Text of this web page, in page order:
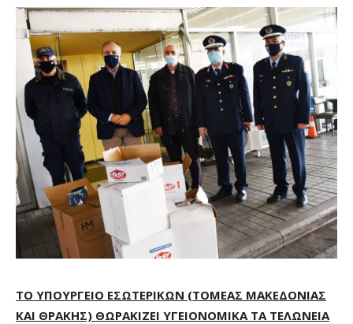
ΤΟ ΥΠΟΥΡΓΕΙΟ ΕΣΩΤΕΡΙΚΩΝ (ΤΟΜΕΑΣ ΜΑΚΕΔΟΝΙΑΣ
ΚΑΙ ΘΡΑΚΗΣ) ΘΩΡΑΚΙΖΕΙ ΥΓΕΙΟΝΟΜΙΚΑ ΤΑ ΤΕΛΩΝΕΙΑ